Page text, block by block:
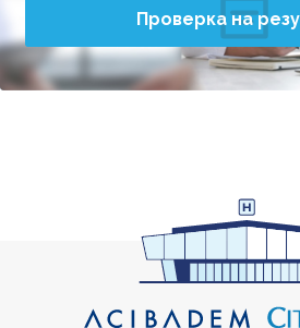
Проверка на